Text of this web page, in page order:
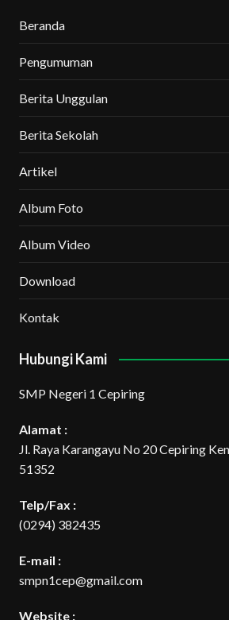
Beranda
Pengumuman
Berita Unggulan
Berita Sekolah
Artikel
Album Foto
Album Video
Download
Kontak
Hubungi Kami
SMP Negeri 1 Cepiring
Alamat :
Jl. Raya Karangayu No 20 Cepiring
51352
Telp/Fax :
(0294) 382435
E-mail :
smpn1cep@gmail.com
Website :